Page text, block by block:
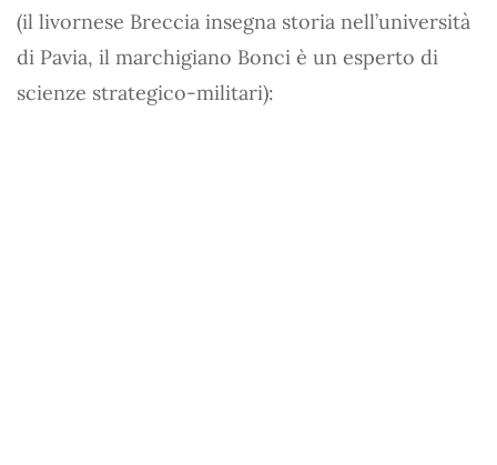
(il livornese Breccia insegna storia nell’università
di Pavia, il marchigiano Bonci è un esperto di
scienze strategico-militari):